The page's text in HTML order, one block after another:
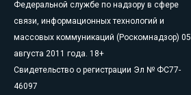
Федеральной службе по надзору в сфере
связи, информационных технологий и
массовых коммуникаций (Роскомнадзор) 05
августа 2011 года. 18+
Свидетельство о регистрации Эл № ФС77-
46097